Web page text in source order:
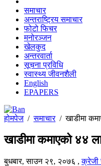
समाचार
अन्तराष्ट्रिय समाचार
फोटो फिचर
मनोरञ्जन
खेलकुद
अन्तरवार्ता
सूचना प्रविधि
स्वास्थ्य जीवनशैली
English
EPAPERS
होमपेज/समाचार/खाडीमा
खाडीमा कमाएको ४४
बुधबार, साउन २९, २०७६ ,क्रेजी